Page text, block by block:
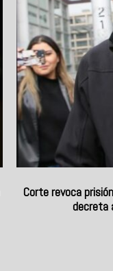
Corte revoca
decreta